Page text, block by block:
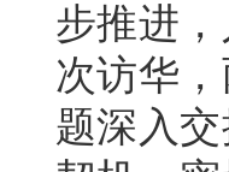
步推进
次访华
题深入